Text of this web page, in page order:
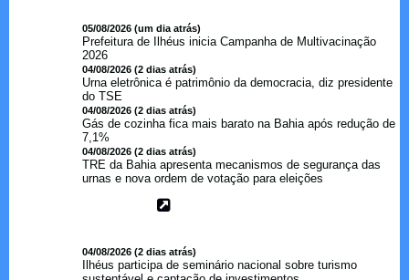
05/08/2026 (um dia atrás)
Prefeitura de Ilhéus inicia Campanha de Multivacinação
2026
04/08/2026 (2 dias atrás)
Urna eletrônica é patrimônio da democracia, diz presidente
do TSE
04/08/2026 (2 dias atrás)
Gás de cozinha fica mais barato na Bahia após redução de
7,1%
04/08/2026 (2 dias atrás)
TRE da Bahia apresenta mecanismos de segurança das
urnas e nova ordem de votação para eleições
04/08/2026 (2 dias atrás)
Ilhéus participa de seminário nacional sobre turismo